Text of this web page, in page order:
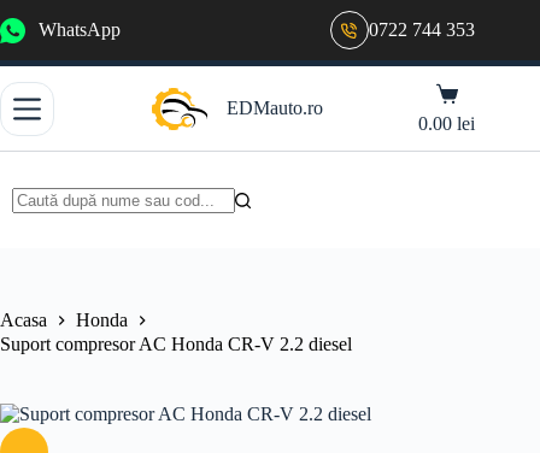
la
WhatsApp 0722 744 353
EDMauto.ro
Coș
de
cumpărături
0.00lei
Acasa
Honda
Suport compresor AC Honda CR-V 2.2 diesel